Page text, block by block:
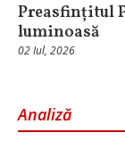
Preasfințitul
luminoasă
02 Iul, 2026
Analiză